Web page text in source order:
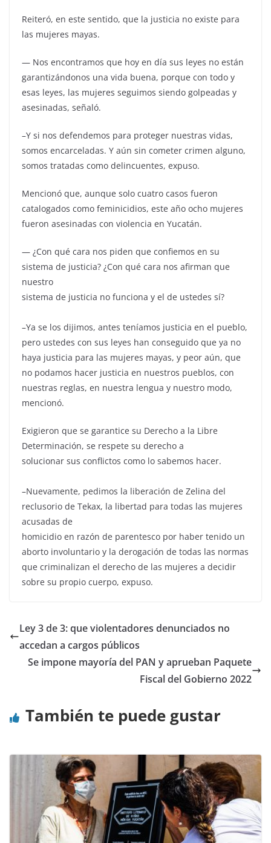
Reiteró, en este sentido, que la justicia no existe para
las mujeres mayas.
— Nos encontramos que hoy en día sus leyes no están
garantizándonos una vida buena, porque con todo y
esas leyes, las mujeres seguimos siendo golpeadas y
asesinadas, señaló.
–Y si nos defendemos para proteger nuestras vidas,
somos encarceladas. Y aún sin cometer crimen alguno,
somos tratadas como delincuentes, expuso.
Mencionó que, aunque solo cuatro casos fueron
catalogados como feminicidios, este año ocho mujeres
fueron asesinadas con violencia en Yucatán.
— ¿Con qué cara nos piden que confiemos en su
sistema de justicia? ¿Con qué cara nos afirman que
nuestro
sistema de justicia no funciona y el de ustedes sí?
–Ya se los dijimos, antes teníamos justicia en el pueblo,
pero ustedes con sus leyes han conseguido que ya no
haya justicia para las mujeres mayas, y peor aún, que
no podamos hacer justicia en nuestros pueblos, con
nuestras reglas, en nuestra lengua y nuestro modo,
mencionó.
Exigieron que se garantice su Derecho a la Libre
Determinación, se respete su derecho a
solucionar sus conflictos como lo sabemos hacer.
–Nuevamente, pedimos la liberación de Zelina del
reclusorio de Tekax, la libertad para todas las mujeres
acusadas de
homicidio en razón de parentesco por haber tenido un
aborto involuntario y la derogación de todas las normas
que criminalizan el derecho de las mujeres a decidir
sobre su propio cuerpo, expuso.
Ley 3 de 3: que violentadores denunciados no
accedan a cargos públicos
Se impone mayoría del PAN y aprueban Paquete
Fiscal del Gobierno 2022
También te puede gustar